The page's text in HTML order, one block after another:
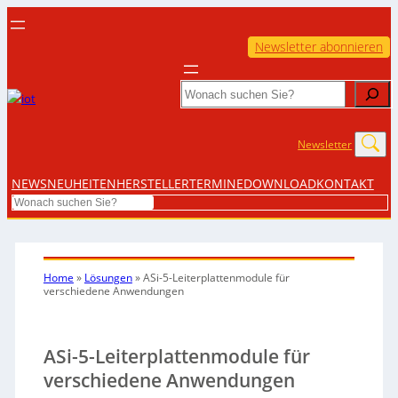
Newsletter abonnieren
Search
Newsletter
NEWSNEUHEITENHERSTELLERTERMINEDOWNLOADKONTAKT
Search
Home » Lösungen»ASi-5-Leiterplattenmodule für
verschiedene Anwendungen
ASi-5-Leiterplattenmodule für
verschiedene Anwendungen